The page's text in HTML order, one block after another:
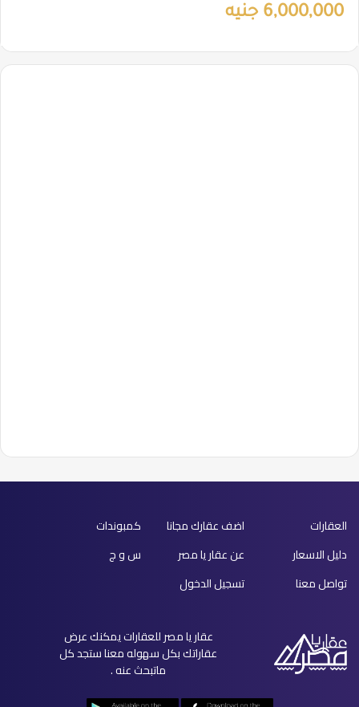
العقارات اضف عقارك مجانا
كمبوندات
دليل الاسعار
عن عقار يا مصر
س و ج
تواصل معنا
تسجيل الدخول
عقار يا مصر للعقارات يمكنك عرض
عقاراتك بكل سهوله معنا ستجد كل
ماتبحث عنه .